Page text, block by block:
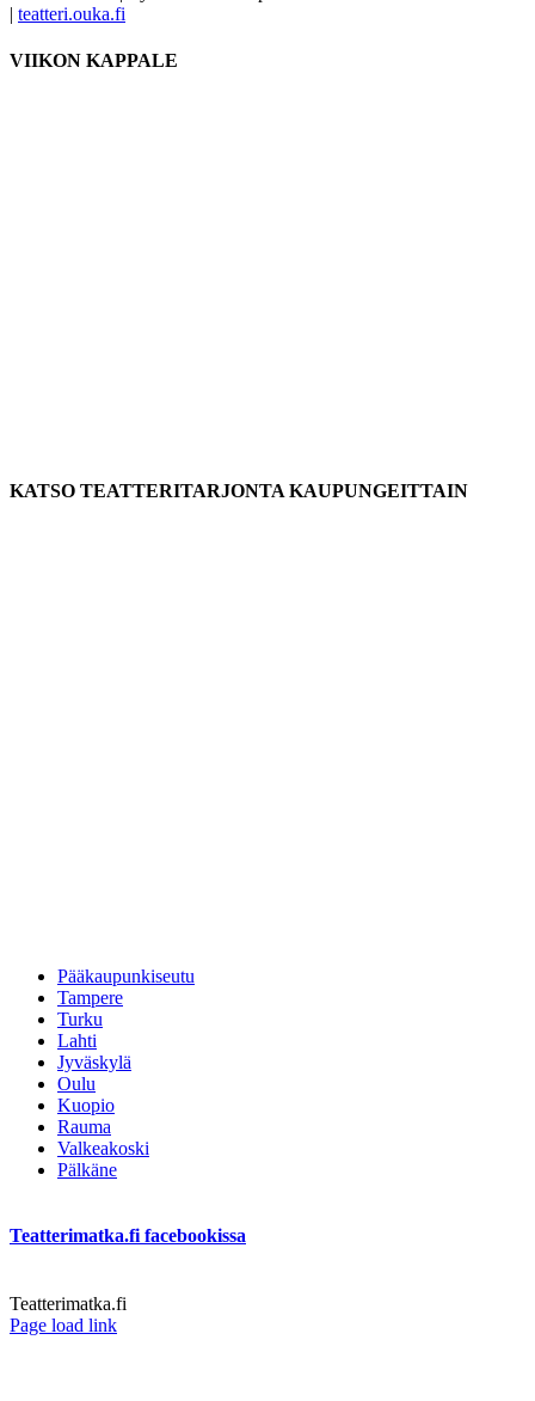
| teatteri.ouka.fi
VIIKON KAPPALE
KATSO TEATTERITARJONTA KAUPUNGEITTAIN
Pääkaupunkiseutu
Tampere
Turku
Lahti
Jyväskylä
Oulu
Kuopio
Rauma
Valkeakoski
Pälkäne
Teatterimatka.fi facebookissa
Teatterimatka.fi
Facebook
Page load link